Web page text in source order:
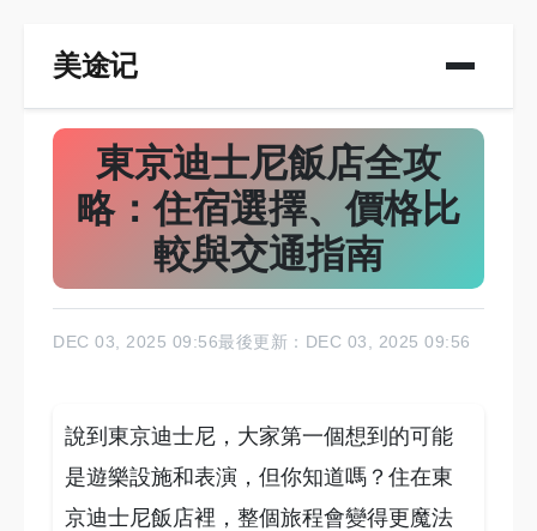
美途记
東京迪士尼飯店全攻
略：住宿選擇、價格比
較與交通指南
DEC 03, 2025 09:56最後更新：DEC 03, 2025 09:56
說到東京迪士尼，大家第一個想到的可能
是遊樂設施和表演，但你知道嗎？住在東
京迪士尼飯店裡，整個旅程會變得更魔法